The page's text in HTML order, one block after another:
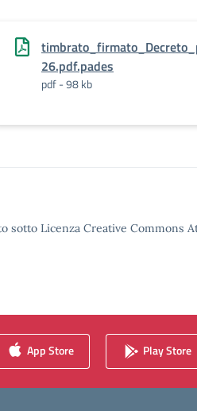
26.pdf.pades
pdf - 98 kb
sotto Licenza Creative Commons
App Store Play Store